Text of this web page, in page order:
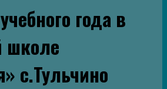
года в
школе
с.Тульчино